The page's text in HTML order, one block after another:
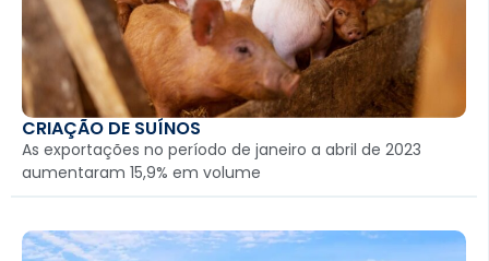
CRIAÇÃO DE SUÍNOS
As exportações no período de janeiro a abril de 2023
aumentaram 15,9% em volume